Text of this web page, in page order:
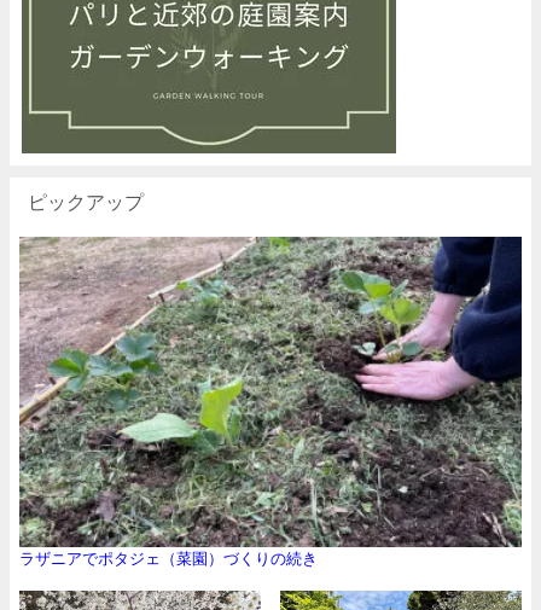
ピックアップ
ラザニアでポタジェ（菜園）づくりの続き